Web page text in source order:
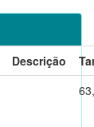
Descrição